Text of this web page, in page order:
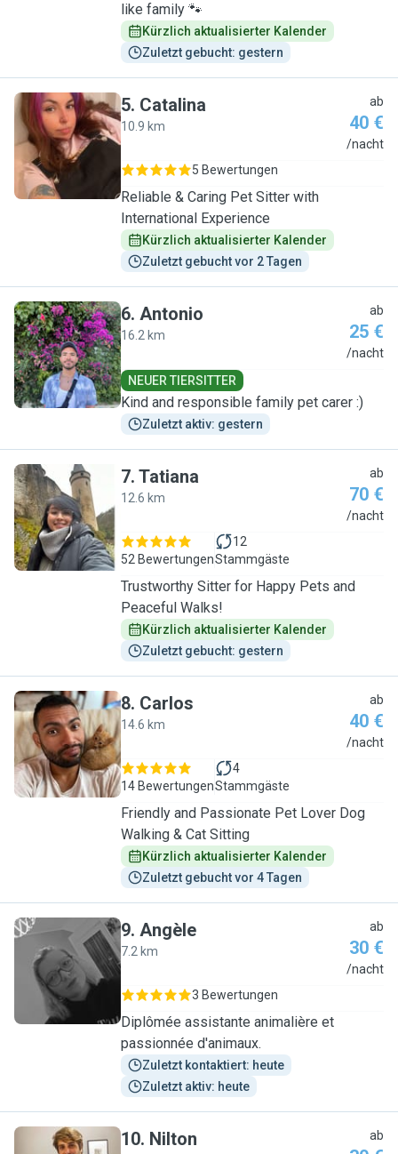
like family 🐾
Kürzlich aktualisierter Kalender
Zuletzt gebucht: gestern
C
5. Catalina
10.9 km
ab
40 €
/nacht
5 Bewertungen
Reliable & Caring Pet Sitter with
International Experience
Kürzlich aktualisierter Kalender
Zuletzt gebucht vor 2 Tagen
A
6. Antonio
16.2 km
ab
25 €
/nacht
NEUER TIERSITTER
Kind and responsible family pet carer :)
Zuletzt aktiv: gestern
T
7. Tatiana
12.6 km
ab
70 €
/nacht
52 Bewertungen
12
Stammgäste
Trustworthy Sitter for Happy Pets and
Peaceful Walks!
Kürzlich aktualisierter Kalender
Zuletzt gebucht: gestern
C
8. Carlos
14.6 km
ab
40 €
/nacht
14 Bewertungen
4
Stammgäste
Friendly and Passionate Pet Lover Dog
Walking & Cat Sitting
Kürzlich aktualisierter Kalender
Zuletzt gebucht vor 4 Tagen
A
9. Angèle
7.2 km
ab
30 €
/nacht
3 Bewertungen
Diplômée assistante animalière et
passionnée d'animaux.
Zuletzt kontaktiert: heute
Zuletzt aktiv: heute
10. Nilton ab